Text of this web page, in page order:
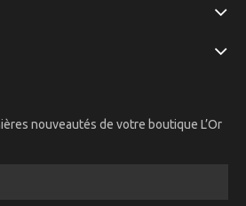
nouveautés de votre boutique L’Or